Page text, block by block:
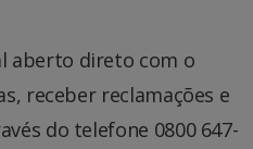
aberto direto com o
receber reclamações e
do telefone 0800 647-